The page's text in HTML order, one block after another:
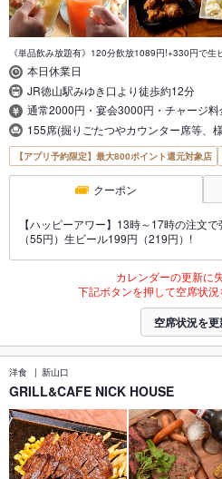
《単品飲み放題有》120分飲放1089円!+330円で
本日休業日
JR徳山駅みゆき口より徒歩約12分
通常2000円・宴会3000円・チャージ
155席(掘りごたつやカウンター席等、
【アプリ予約限定】最大800ポイント還元対象店
クーポン
【ハッピーアワー】13時～17時の注文
（55円）生ビール199円（219円）!
カレンダーの更新に
下記ボタンを押して空席状況
空席状況を
洋食 新山口
GRILL&CAFE NICK HOUSE